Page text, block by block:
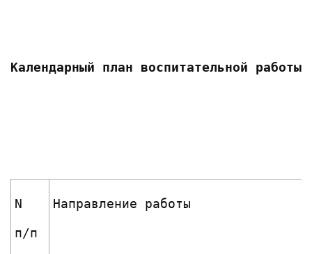
Календарный план воспитательной работы
N
п/п
Направление работы